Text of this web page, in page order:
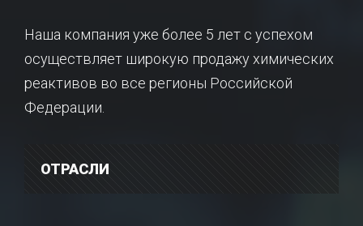
Наша компания уже более 5 лет с успехом
осуществляет широкую продажу химических
реактивов во все регионы Российской
Федерации.
ОТРАСЛИ